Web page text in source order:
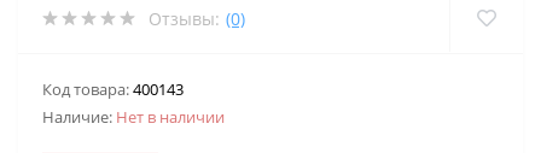
Отзывы: (0)
Код товара:400143
Наличие: Нет в наличии